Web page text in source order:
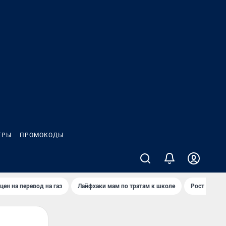
ПРОМОКОДЫ
на перевод на газ Лайфхаки мам по тратам к школе Рост цен на